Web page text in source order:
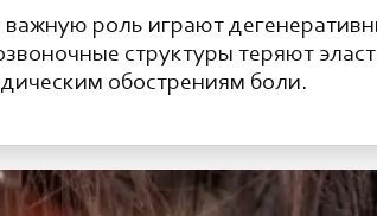
важную роль играют
структуры теряют
обострениям боли.